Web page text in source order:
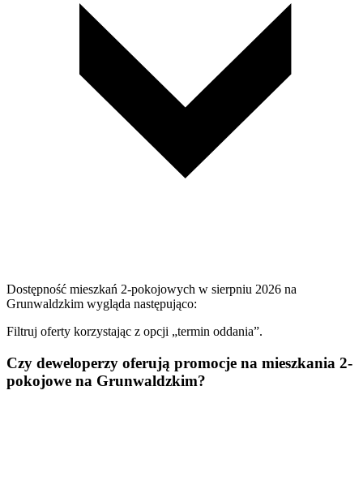
Dostępność mieszkań 2-pokojowych w sierpniu 2026 na
Grunwaldzkim wygląda następująco:
Filtruj oferty korzystając z opcji „termin oddania”.
Czy deweloperzy oferują promocje na mieszkania 2-
pokojowe na Grunwaldzkim?